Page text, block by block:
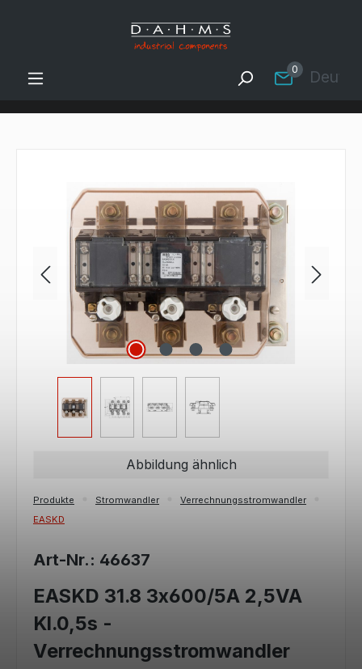
Zum Hauptinhalt springen
0
Bildergalerie überspringen
Abbildung ähnlich
Produkte Stromwandler
Verrechnungsstromwandler
EASKD
Art-Nr.: 46637
EASKD 31.8 3x600/5A 2,5VA
Kl.0,5s -
Verrechnungsstromwandler